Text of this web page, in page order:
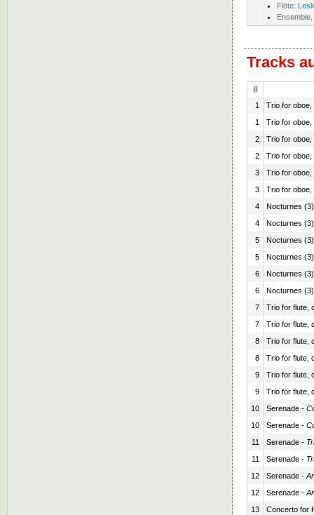
Flöte:
Tracks
#
1
Trio for
1
Trio for
2
Trio for
2
Trio for
3
Trio for
3
Trio for
4
Nocturnes
4
Nocturnes
5
Nocturnes
5
Nocturnes
6
Nocturnes
6
Nocturnes
7
Trio for flute,
7
Trio for flute,
8
Trio for flute,
8
Trio for flute,
9
Trio for flute,
9
Trio for flute,
10
Serenade -
10
Serenade -
11
Serenade -
11
Serenade -
12
Serenade -
12
Serenade -
13
Concerto for